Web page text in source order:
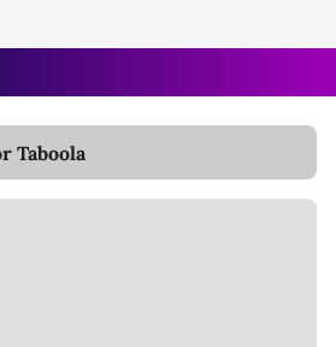
Taboola